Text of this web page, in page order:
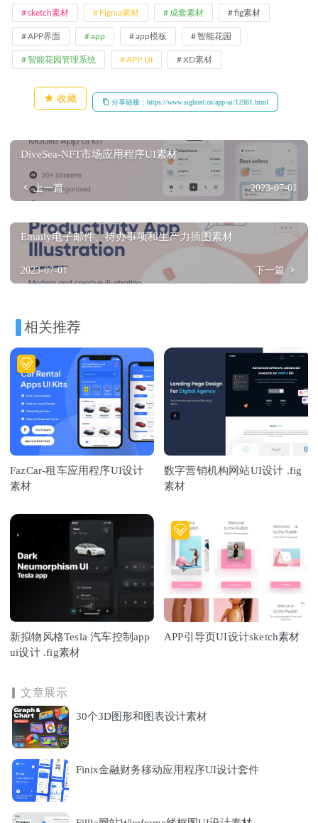
sketch素材 Figma素材 成套素材 fig素材
APP界面 app app模板 智能花园
智能花园管理系统 APP UI XD素材
收藏 分享链接：https://www.sighted.cn/app-ui/12981.html
DiveSea-NFT市场应用程序UI素材
上一篇 2023-07-01
Emaily电子邮件、待办事项和生产力插图素材
2023-07-01 下一篇
相关推荐
FazCar-租车应用程序UI设计
素材
数字营销机构网站UI设计 .fig
素材
新拟物风格Tesla 汽车控制app
ui设计 .fig素材
APP引导页UI设计sketch素材
文章展示
30个3D图形和图表设计素材
Finix金融财务移动应用程序UI设计套件